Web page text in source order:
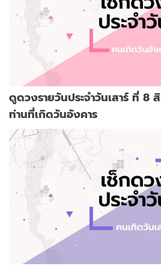
ดูดวงรายวันประจำวันเสาร์ ที่ 8
ท่านที่เกิดวันอังคาร